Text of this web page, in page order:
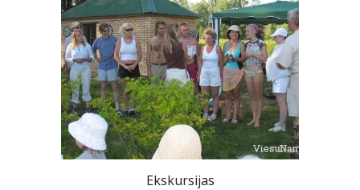
Ekskursijas